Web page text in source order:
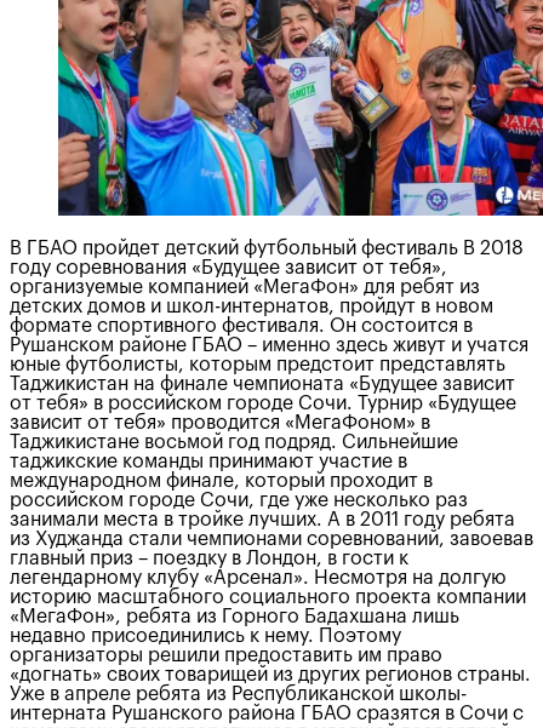
В ГБАО пройдет детский футбольный фестиваль В 2018
году соревнования «Будущее зависит от тебя»,
организуемые компанией «МегаФон» для ребят из
детских домов и школ-интернатов, пройдут в новом
формате спортивного фестиваля. Он состоится в
Рушанском районе ГБАО – именно здесь живут и учатся
юные футболисты, которым предстоит представлять
Таджикистан на финале чемпионата «Будущее зависит
от тебя» в российском городе Сочи. Турнир «Будущее
зависит от тебя» проводится «МегаФоном» в
Таджикистане восьмой год подряд. Сильнейшие
таджикские команды принимают участие в
международном финале, который проходит в
российском городе Сочи, где уже несколько раз
занимали места в тройке лучших. А в 2011 году ребята
из Худжанда стали чемпионами соревнований, завоевав
главный приз – поездку в Лондон, в гости к
легендарному клубу «Арсенал». Несмотря на долгую
историю масштабного социального проекта компании
«МегаФон», ребята из Горного Бадахшана лишь
недавно присоединились к нему. Поэтому
организаторы решили предоставить им право
«догнать» своих товарищей из других регионов страны.
Уже в апреле ребята из Республиканской школы-
интерната Рушанского района ГБАО сразятся в Сочи с